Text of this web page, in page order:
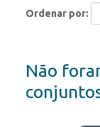
Ordenar por
Não